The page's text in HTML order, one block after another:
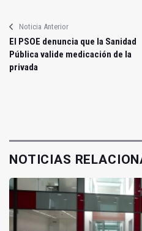
Noticia Anterior
El PSOE denuncia que la Sanidad
Pública valide medicación de la
privada
NOTICIAS